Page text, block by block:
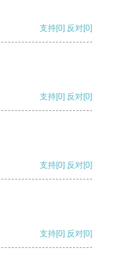
支持[0] 反对[0]
支持[0] 反对[0]
支持[0] 反对[0]
支持[0] 反对[0]